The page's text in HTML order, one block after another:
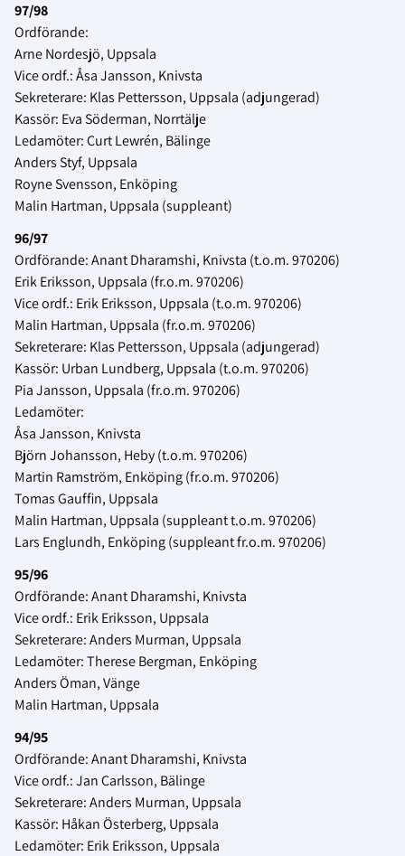
97/98
Ordförande:
Arne Nordesjö, Uppsala
Vice ordf.: Åsa Jansson, Knivsta
Sekreterare: Klas Pettersson, Uppsala (adjungerad)
Kassör: Eva Söderman, Norrtälje
Ledamöter: Curt Lewrén, Bälinge
Anders Styf, Uppsala
Royne Svensson, Enköping
Malin Hartman, Uppsala (suppleant)
96/97
Ordförande: Anant Dharamshi, Knivsta (t.o.m. 970206)
Erik Eriksson, Uppsala (fr.o.m. 970206)
Vice ordf.: Erik Eriksson, Uppsala (t.o.m. 970206)
Malin Hartman, Uppsala (fr.o.m. 970206)
Sekreterare: Klas Pettersson, Uppsala (adjungerad)
Kassör: Urban Lundberg, Uppsala (t.o.m. 970206)
Pia Jansson, Uppsala (fr.o.m. 970206)
Ledamöter:
Åsa Jansson, Knivsta
Björn Johansson, Heby (t.o.m. 970206)
Martin Ramström, Enköping (fr.o.m. 970206)
Tomas Gauffin, Uppsala
Malin Hartman, Uppsala (suppleant t.o.m. 970206)
Lars Englundh, Enköping (suppleant fr.o.m. 970206)
95/96
Ordförande: Anant Dharamshi, Knivsta
Vice ordf.: Erik Eriksson, Uppsala
Sekreterare: Anders Murman, Uppsala
Ledamöter: Therese Bergman, Enköping
Anders Öman, Vänge
Malin Hartman, Uppsala
94/95
Ordförande: Anant Dharamshi, Knivsta
Vice ordf.: Jan Carlsson, Bälinge
Sekreterare: Anders Murman, Uppsala
Kassör: Håkan Österberg, Uppsala
Ledamöter: Erik Eriksson, Uppsala